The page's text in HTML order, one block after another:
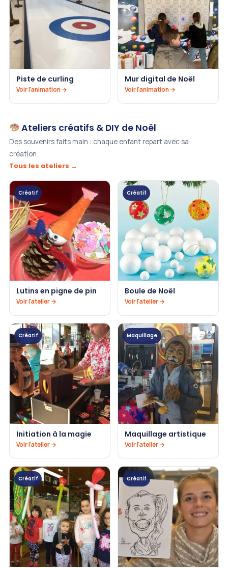
Piste de curling
Voir l'animation →
Mur digital de Noël
Voir l'animation →
Ateliers créatifs & DIY de Noël
Des souvenirs faits main : chaque enfant repart avec sa
création.
Tous les ateliers →
Créatif
Lutins en pigne de pin
Voir l'atelier →
Créatif
Boule de Noël
Voir l'atelier →
Créatif
Initiation à la magie
Voir l'atelier →
Maquillage
Maquillage artistique
Voir l'atelier →
Créatif Créatif